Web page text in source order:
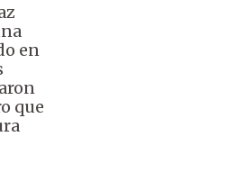
en
que